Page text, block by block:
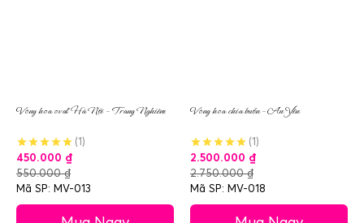
Vòng hoa oval Hà Nội – Trang Nghiêm
(1)
450.000 ₫
550.000₫
Mã SP: MV-013
Vòng hoa chia buồn – An Yên
(1)
2.500.000 ₫
2.750.000₫
Mã SP: MV-018